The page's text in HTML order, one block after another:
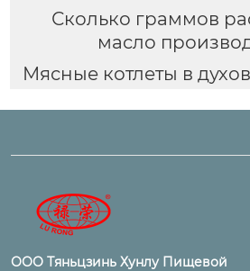
Сколько граммов
масло
Мясные котлеты в
ООО Тяньцзинь Хунлу Пищевой